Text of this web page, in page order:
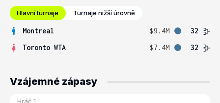
Hlavní turnaje Turnaje nižší úrovně
Montreal $9.4M
32
Toronto WTA
$7.4M 32
Vzájemné zápasy